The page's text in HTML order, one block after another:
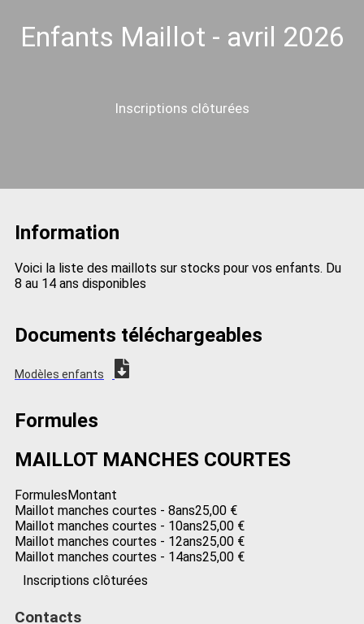
Enfants Maillot - avril 2026
Inscriptions clôturées
Information
Voici la liste des maillots sur stocks pour vos enfants. Du
8 au 14 ans disponibles
Documents téléchargeables
Modèles enfants
Formules
MAILLOT MANCHES COURTES
FormulesMontant
Maillot manches courtes - 8ans25,00 €
Maillot manches courtes - 10ans25,00 €
Maillot manches courtes - 12ans25,00 €
Maillot manches courtes - 14ans25,00 €
Inscriptions clôturées
Contacts